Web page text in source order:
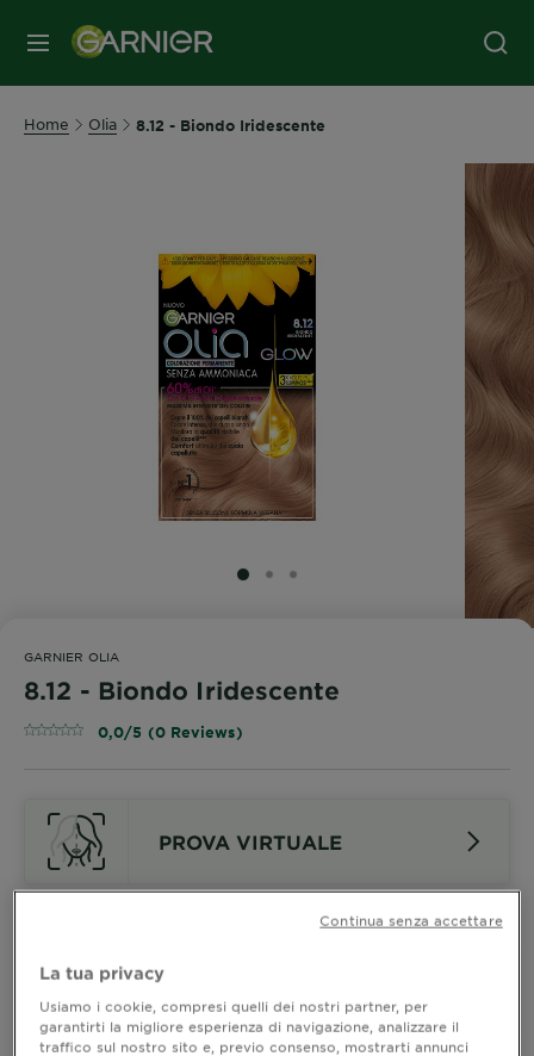
MENU
Home Olia 8.12 - Biondo Iridescente
SLIDE 1
SLIDE 2
SLIDE 3
GARNIER OLIA
8.12 - Biondo Iridescente
0,0/5 (0 Reviews)
PROVA VIRTUALE
8.12 - Biondo Iridescente
La tua privacy
Usiamo i cookie, compresi quelli dei nostri partner, per
garantirti la migliore esperienza di navigazione, analizzare il
traffico sul nostro sito e, previo consenso, mostrarti annunci
Continua senza accettare